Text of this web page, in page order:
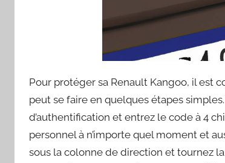
Pour protéger sa Renault Kangoo, il est
peut se faire en quelques étapes
d’authentification et entrez le code à 4
personnel à n’importe quel moment et
sous la colonne de direction et tournez